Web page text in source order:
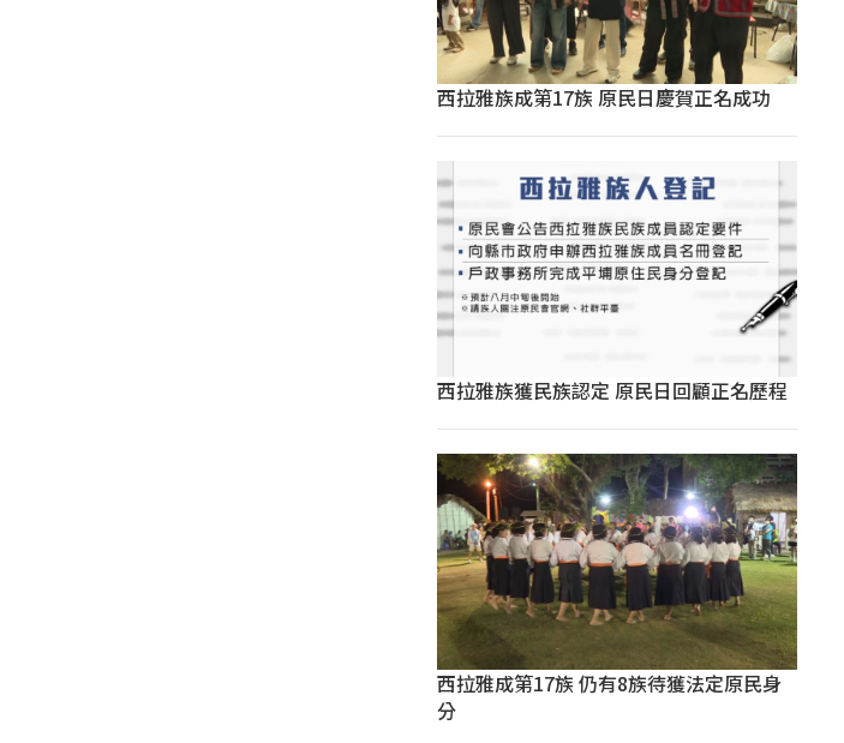
西拉雅族成第17族 原民日慶賀正名成功
西拉雅族獲民族認定 原民日回顧正名歷程
西拉雅成第17族 仍有8族待獲法定原民身
分